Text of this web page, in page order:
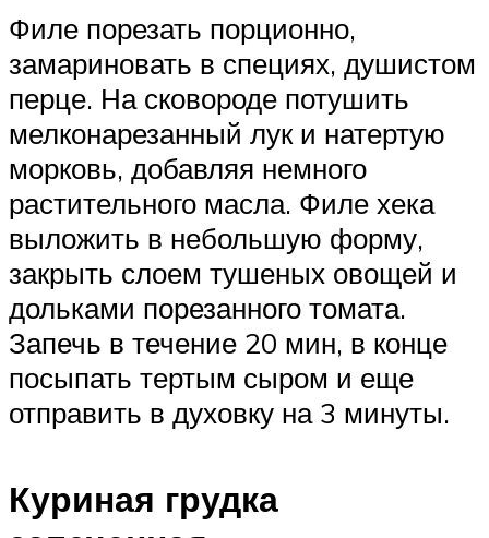
Филе порезать порционно,
замариновать в специях, душистом
перце. На сковороде потушить
мелконарезанный лук и натертую
морковь, добавляя немного
растительного масла. Филе хека
выложить в небольшую форму,
закрыть слоем тушеных овощей и
дольками порезанного томата.
Запечь в течение 20 мин, в конце
посыпать тертым сыром и еще
отправить в духовку на 3 минуты.
Куриная грудка